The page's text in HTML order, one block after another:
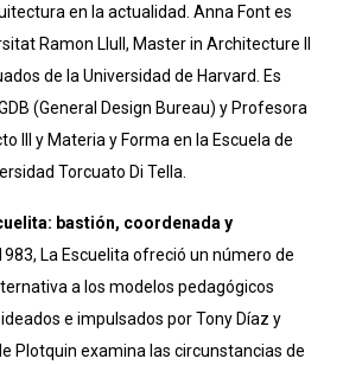
en la actualidad. Anna Font es
Ramon Llull, Master in Architecture II
de la Universidad de Harvard. Es
(General Design Bureau) y Profesora
III y Materia y Forma en la Escuela de
Torcuato Di Tella.
bastión, coordenada y
La Escuelita ofreció un número de
a los modelos pedagógicos
e impulsados por Tony Díaz y
Plotquin examina las circunstancias de